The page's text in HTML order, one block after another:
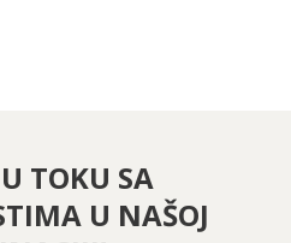
TOKU SA
U NAŠOJ